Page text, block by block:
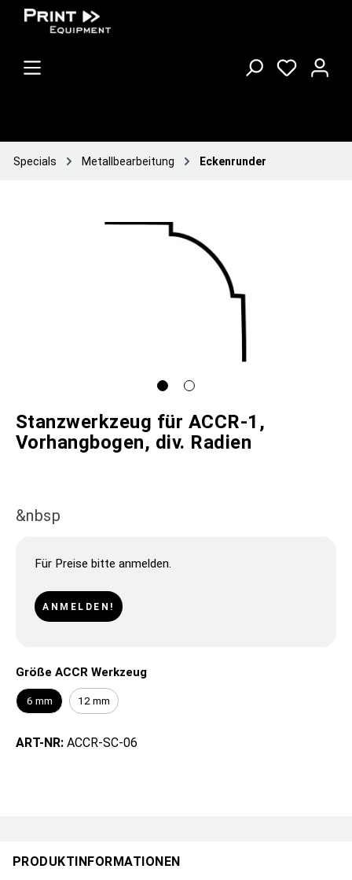
Specials Metallbearbeitung Eckenrunder
Stanzwerkzeug für ACCR-1,
Vorhangbogen, div. Radien
&nbsp
Für Preise bitte anmelden.
ANMELDEN!
Größe ACCR Werkzeug
6 mm 12 mm
ART-NR: ACCR-SC-06
PRODUKTINFORMATIONEN